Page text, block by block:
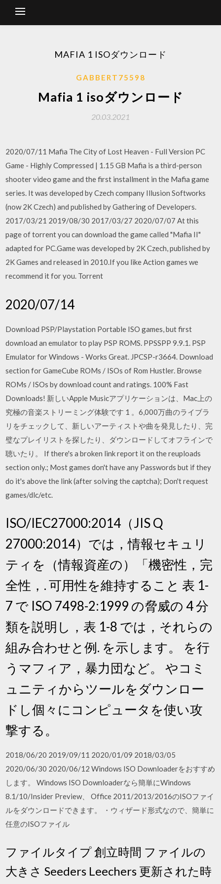
MAFIA 1 ISOダウンロード
GABBERT75598
Mafia 1 isoダウンロード
20.03.2021
2020/07/11 Mafia The City of Lost Heaven - Full Version PC
Game - Highly Compressed | 1.15 GB Mafia is a third-person
shooter video game and the first installment in the Mafia game
series. It was developed by Czech company Illusion Softworks
(now 2K Czech) and published by Gathering of Developers.
2017/03/21 2019/08/30 2017/03/27 2020/07/07 At this
page of torrent you can download the game called "Mafia II"
adapted for PC.Game was developed by 2K Czech, published by
2K Games and released in 2010.If you like Action games we
recommend it for you. Torrent
2020/07/14
Download PSP/Playstation Portable ISO games, but first
download an emulator to play PSP ROMS. PPSSPP 9.9.1. PSP
Emulator for Windows - Works Great. JPCSP-r3664. Download
section for GameCube ROMs / ISOs of Rom Hustler. Browse
ROMs / ISOs by download count and ratings. 100% Fast
Downloads! 新しいApple Musicアプリケーションは、Mac上の
究極の音楽ストリーミング体験です 1 。6,000万曲のライブラ
リをチェックして、新しいアーティストや曲を発見したり、完
璧なプレイリストを探したり、ダウンロードしてオフラインで
聴いたり。 If there's a broken link report it on the reuploads
section only.; Most games don't have any Passwords but if they
do it's above the link (after solving the captcha); Don't request
games/dlc/etc.
ISO/IEC27000:2014（JIS Q
27000:2014）では，情報セキュリ
ティを（情報資産の）「機密性，完
全性，. 可用性を維持すること 表 1-
7 で ISO 7498-2:1999 の脅威の 4 分
類を説明し，表 1-8 では，それらの
組み合わせと例. を示します。 を行
うマフィア，暴力団など。 やコミ
ュニティからツールをダウンロー
ドし個々にコンピュータを使い攻
撃する。
2018/06/20 2019/09/11 2020/01/09 2018/03/05
2020/06/30 2020/06/12 Windows ISO Downloaderをおすすめ
します。 Windows ISO Downloaderなら簡単にWindows
8.1/10/Insider Preview、 Office 2011/2013/2016のISOファイ
ルをダウンロードできます。 ・ウィザード形式なので、簡単に
任意のISOファイル
ファイルタイプ 創立時間 ファイルの
大きさ Seeders Leechers 更新された時